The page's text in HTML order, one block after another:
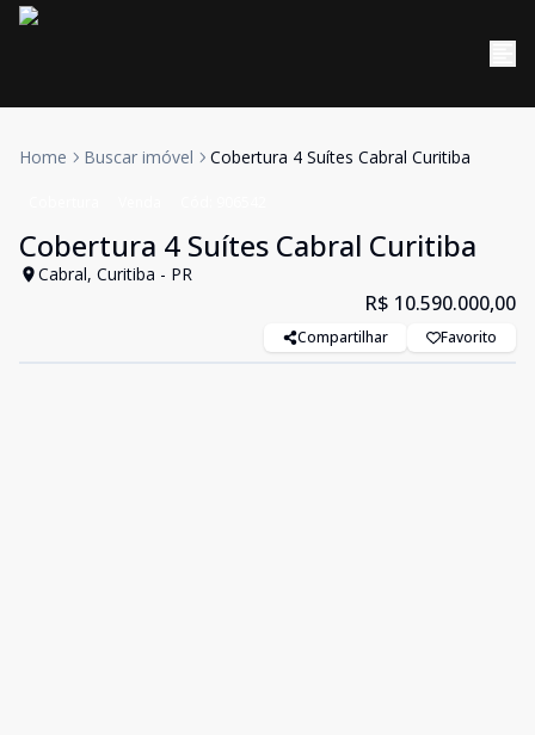
Home Buscar imóvel Cobertura 4 Suítes Cabral Curitiba
Cobertura 4 Suítes Cabral Curitiba
Cabral, Curitiba - PR
R$ 10.590.000,00
Compartilhar Favorito